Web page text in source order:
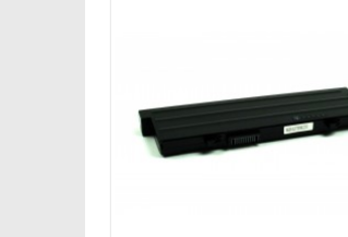
OCZEKIWANIE NA DOSTAWĘ